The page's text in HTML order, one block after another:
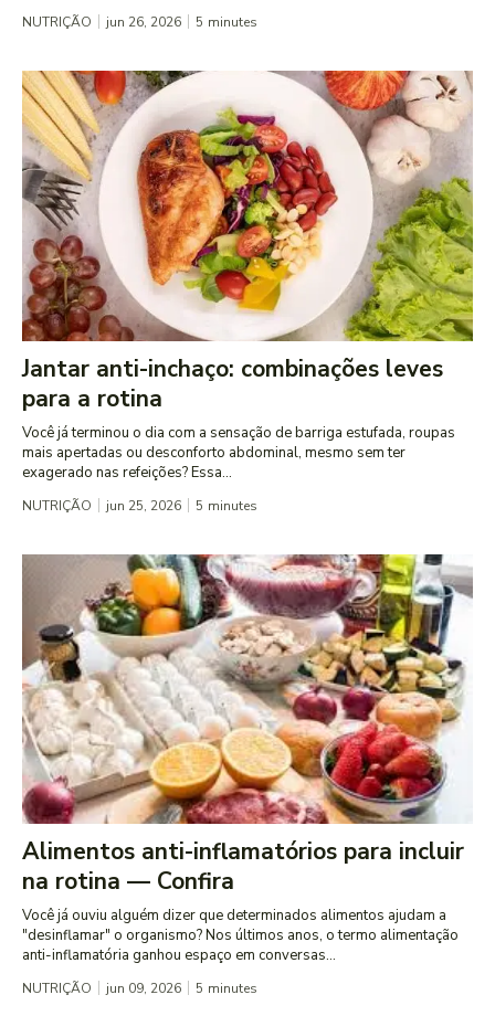
NUTRIÇÃO jun 26, 2026 5 minutes
Jantar anti-inchaço: combinações leves
para a rotina
Você já terminou o dia com a sensação de barriga estufada, roupas
mais apertadas ou desconforto abdominal, mesmo sem ter
exagerado nas refeições? Essa...
NUTRIÇÃO jun 25, 2026 5 minutes
Alimentos anti-inflamatórios para incluir
na rotina — Confira
Você já ouviu alguém dizer que determinados alimentos ajudam a
"desinflamar" o organismo? Nos últimos anos, o termo alimentação
anti-inflamatória ganhou espaço em conversas...
NUTRIÇÃO jun 09, 2026 5 minutes